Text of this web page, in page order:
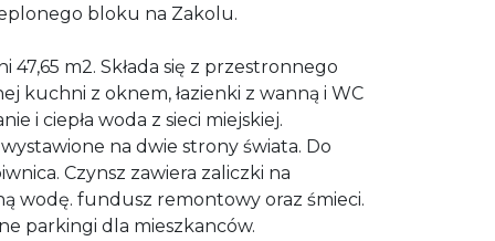
bloku na Zakolu.
47,65 m2. Składa się z przestronnego
kuchni z oknem, łazienki z wanną i WC
i ciepła woda z sieci miejskiej.
na dwie strony świata. Do
Czynsz zawiera zaliczki na
wodę. fundusz remontowy oraz śmieci.
parkingi dla mieszkanców.